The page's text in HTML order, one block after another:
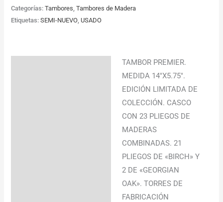
Categorías:Tambores,Tambores de Madera
Etiquetas:SEMI-NUEVO, USADO
TAMBOR PREMIER.
MEDIDA 14″X5.75″.
EDICIÓN LIMITADA DE
COLECCIÓN. CASCO
CON 23 PLIEGOS DE
MADERAS
COMBINADAS. 21
PLIEGOS DE «BIRCH» Y
2 DE «GEORGIAN
OAK». TORRES DE
FABRICACIÓN